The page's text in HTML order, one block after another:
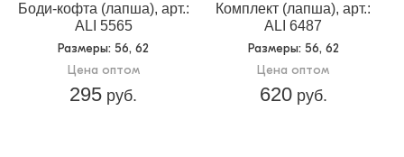
Боди-кофта (лапша), арт.:
ALI 5565
Размеры: 56, 62
Цена оптом
295 руб.
Комплект (лапша), арт.:
ALI 6487
Размеры: 56, 62
Цена оптом
620руб.